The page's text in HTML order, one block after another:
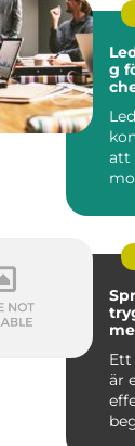
g
att
Ett
är